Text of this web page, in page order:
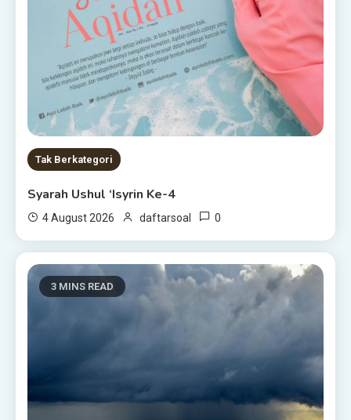
Tak Berkategori
Syarah Ushul ‘Isyrin Ke-4
4 August 2026 daftarsoal 0
3 MINS READ